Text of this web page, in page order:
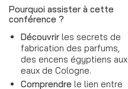
Pourquoi assister à cette
conférence ?
Découvrir les secrets de
fabrication des parfums,
des encens égyptiens aux
eaux de Cologne.
Comprendre le lien entre